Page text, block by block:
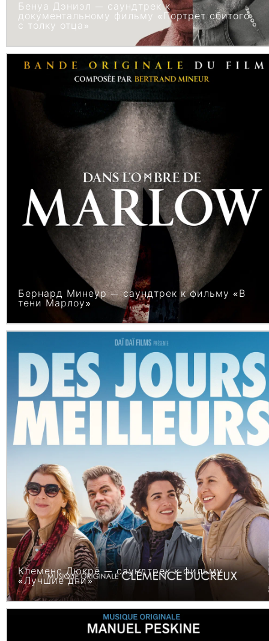
Бенуа Дэниэл — саундтрек к
документальному фильму «Портрет сбитого
с толку отца»
Бернард Минеур — саундтрек к фильму «В
тени Марлоу»
Клеменс Дюкрё — саундтрек к фильму
«Лучшие дни»